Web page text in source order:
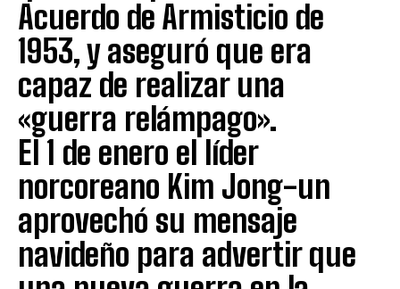
Acuerdo de Armisticio de
1953, y aseguró que era
capaz de realizar una
«guerra relámpago».
El 1 de enero el líder
norcoreano Kim Jong-un
aprovechó su mensaje
navideño para advertir que